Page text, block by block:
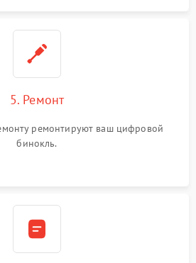
5. Ремонт
ремонтируют ваш цифровой
бинокль.